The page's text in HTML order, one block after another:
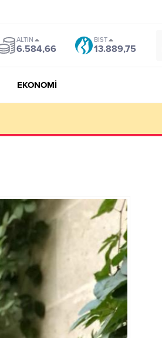
ALTIN
6.584,66
BIST
13.889,75
EKONOMİ